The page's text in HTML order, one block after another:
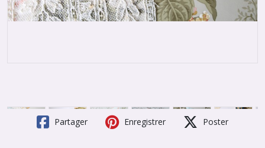
Partager Enregistrer Poster